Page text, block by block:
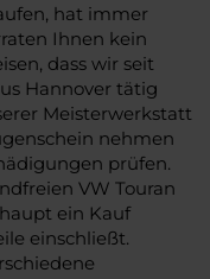
hat immer
Ihnen kein
dass wir seit
Hannover tätig
Meisterwerkstatt
nehmen
prüfen.
VW Touran
ein Kauf
einschließt.